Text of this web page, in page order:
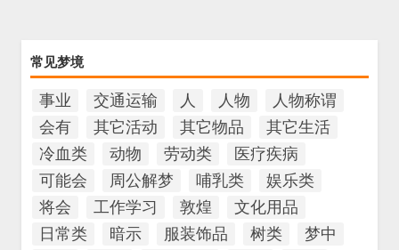
常见梦境
事业 交通运输 人 人物
人物称谓
会有
其它活动 其它物品
其它生活
冷血类
动物 劳动类
医疗疾病
可能会
周公解梦 哺乳类
娱乐类
将会
工作学习 敦煌
文化用品
日常类
暗示 服装饰品 树类
梦中